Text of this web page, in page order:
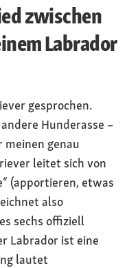
zwischen
Labrador
gesprochen.
Hunderasse –
genau
leitet sich von
(apportieren, etwas
also
sechs offiziell
Labrador ist eine
lautet